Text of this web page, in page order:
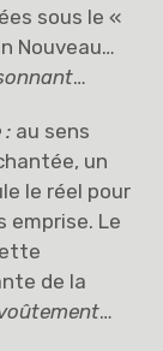
sous le «
Nouveau…
…
: au sens
un
le réel pour
emprise. Le
de la
…